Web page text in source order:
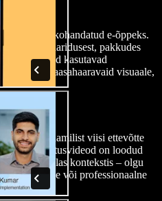
mis on kohandatud e-õppeks.
haridusest, pakkudes
Need videod kasutavad
osi ja kaasahaaravaid visuaale,
dünaamilist viisi ettevõtte
Koolitusvideod on loodud
kindlas kontekstis – olgu
sisseelamine või professionaalne